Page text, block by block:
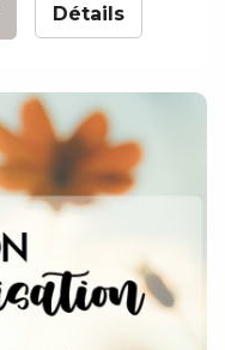
Détails